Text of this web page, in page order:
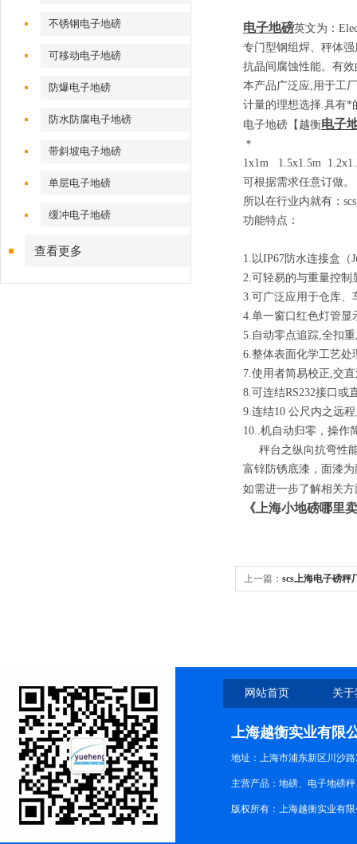
不锈钢电子地磅
可移动电子地磅
防爆电子地磅
防水防腐电子地磅
带斜坡电子地磅
单层电子地磅
缓冲电子地磅
查看更多
电子地磅英文为：
专门型钢组焊、秤体
抗晶间腐蚀性能。有
本产品广泛应,用于工
计量的理想选择.具有*
电子地磅 【越衡电子
＊
1x1m 1.5x1.5m
可根据需求任意订做。
所以在行业内就有： scs
功能特点：
1. 以IP67防水连接盒（
2.可轻易的与重量控制
3.可广泛应用于仓库、
4.单一窗口红色灯管显
5. 自动零点追踪,全扣
6.整体表面化学工艺处
7.使用者简易校正,交
8.可连结RS232接口或
9.连结10 公尺内之远
10..机自动归零，操作
秤台之纵向抗弯性能
富锌防锈底漆，面漆
如需进一步了解相关
《 上海小地磅哪里卖
上一篇： scs上海电子磅秤
网站首页 关
上海越衡实业有限
地址：上海市浦东新区川沙路
主营产品：地磅、电子地磅
版权所有：上海越衡实业有